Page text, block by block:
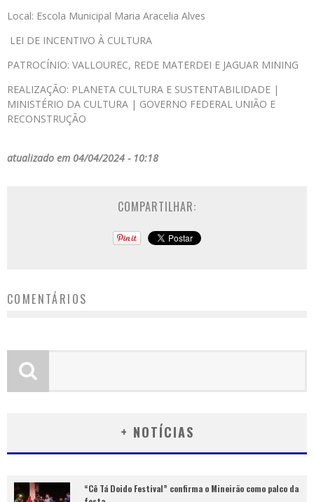
Local: Escola Municipal Maria Aracelia Alves
LEI DE INCENTIVO À CULTURA
PATROCÍNIO: VALLOUREC, REDE MATERDEI E JAGUAR MINING
REALIZAÇÃO: PLANETA CULTURA E SUSTENTABILIDADE |
MINISTÉRIO DA CULTURA | GOVERNO FEDERAL UNIÃO E
RECONSTRUÇÃO
atualizado em 04/04/2024 - 10:18
COMPARTILHAR:
COMENTÁRIOS
+ NOTÍCIAS
“Cê Tá Doido Festival” confirma o Mineirão como palco da